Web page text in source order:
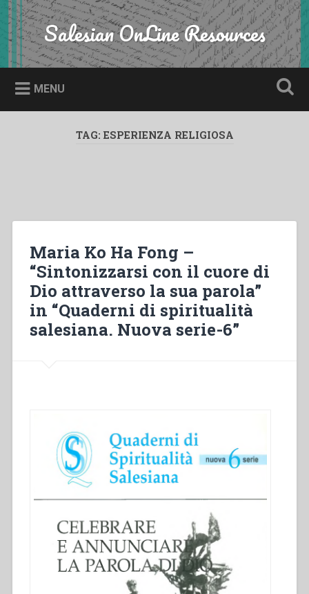
Skip
to
content
Search Salesian OnLine Resources
MENU
TAG: ESPERIENZA RELIGIOSA
Maria Ko Ha Fong –
“Sintonizzarsi con il cuore di
Dio attraverso la sua parola”
in “Quaderni di spiritualità
salesiana. Nuova serie-6”